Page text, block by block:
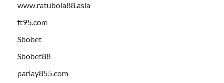
www.ratubola88.asia
ft95.com
Sbobet
Sbobet88
parlay855.com